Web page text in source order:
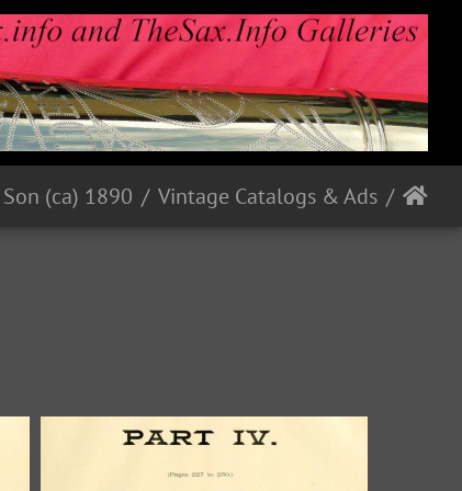
Vintage Catalogs & Ads
1890 (ca) C Bruno & Son